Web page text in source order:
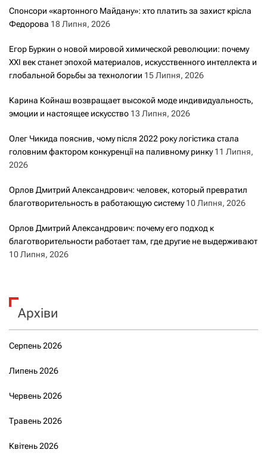
Спонсори «картонного Майдану»: хто платить за захист крісла
Федорова 18 Липня, 2026
Егор Буркин о новой мировой химической революции: почему
XXI век станет эпохой материалов, искусственного интеллекта и
глобальной борьбы за технологии 15 Липня, 2026
Карина Койнаш возвращает высокой моде индивидуальность,
эмоции и настоящее искусство 13 Липня, 2026
Олег Чикида пояснив, чому після 2022 року логістика стала
головним фактором конкуренції на паливному ринку 11 Липня,
2026
Орлов Дмитрий Александрович: человек, который превратил
благотворительность в работающую систему 10 Липня, 2026
Орлов Дмитрий Александрович: почему его подход к
благотворительности работает там, где другие не выдерживают
10 Липня, 2026
Архіви
Серпень 2026
Липень 2026
Червень 2026
Травень 2026
Квітень 2026